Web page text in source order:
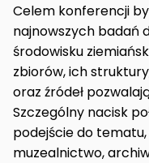
Celem konferencji
najnowszych badań
środowisku
zbiorów, ich
oraz źródeł
Szczególny nacisk
podejście do
muzealnictwo,